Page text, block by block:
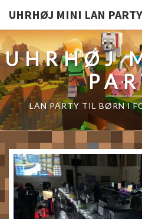
UHRHØJ MINI LAN PARTY
UHRHØJ
LAN PARTY TIL BØRN I